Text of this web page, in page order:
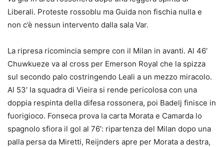
Liberali. Proteste rossoblu ma Guida non fischia nulla e
non c’è nessun intervento dalla sala Var.
La ripresa ricomincia sempre con il Milan in avanti. Al 46′
Chuwkueze va al cross per Emerson Royal che la spizza
sul secondo palo costringendo Leali a un mezzo miracolo.
Al 53′ la squadra di Vieira si rende pericolosa con una
doppia respinta della difesa rossonera, poi Badelj finisce in
fuorigioco. Fonseca prova la carta Morata e Camarda lo
spagnolo sfiora il gol al 76′: ripartenza del Milan dopo una
palla persa da Miretti, Reijnders apre per Morata a destra,